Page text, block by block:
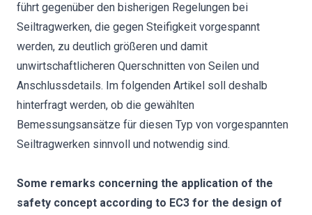
führt gegenüber den bisherigen Regelungen bei
Seiltragwerken, die gegen Steifigkeit vorgespannt
werden, zu deutlich größeren und damit
unwirtschaftlicheren Querschnitten von Seilen und
Anschlussdetails. Im folgenden Artikel soll deshalb
hinterfragt werden, ob die gewählten
Bemessungsansätze für diesen Typ von vorgespannten
Seiltragwerken sinnvoll und notwendig sind.
Some remarks concerning the application of the
safety concept according to EC3 for the design of